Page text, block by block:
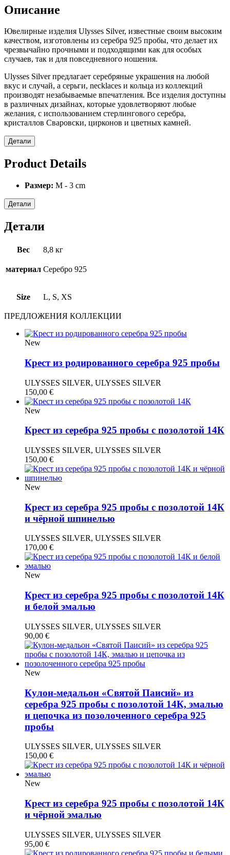
Описание
Ювелирные изделия Ulysses Silver, известные своим высоким
качеством, изготовлены из серебра 925 пробы, что делает их
чрезвычайно прочными и подходящими как для особых
случаев, так и для повседневного ношения.
Ulysses Silver предлагает серебряные украшения на любой
вкус и случай, а серьги, necklaces и кольца из коллекций
производят незабываемые впечатления. Все изделия доступны
в различных дизайнах, которые удовлетворяют любые
желания, с использованием стерлингового серебра,
кристаллов Сваровски, цирконов и цветных камней.
Детали
Product Details
Размер: M - 3 cm
Детали
Детали
Вес 8,8 кг
материал Серебро 925
Size L, S, XS
ПРЕДЛОЖЕНИЯ КОЛЛЕКЦИИ
New
Крест из родированного серебра 925 пробы
ULYSSES SILVER, ULYSSES SILVER
150,00 €
New
Крест из серебра 925 пробы с позолотой 14К
ULYSSES SILVER, ULYSSES SILVER
150,00 €
New
Крест из серебра 925 пробы с позолотой 14К
и чёрной шпинелью
ULYSSES SILVER, ULYSSES SILVER
170,00 €
New
Крест из серебра 925 пробы с позолотой 14К
и белой эмалью
ULYSSES SILVER, ULYSSES SILVER
90,00 €
New
Кулон-медальон «Святой Паисий» из
серебра 925 пробы с позолотой 14К, эмалью
и цепочка из позолоченного серебра 925
пробы
ULYSSES SILVER, ULYSSES SILVER
150,00 €
New
Крест из серебра 925 пробы с позолотой 14К
и чёрной эмалью
ULYSSES SILVER, ULYSSES SILVER
95,00 €